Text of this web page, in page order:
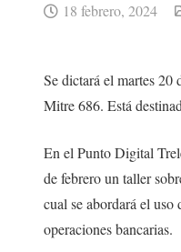
18 febrero, 2024
Se dictará el martes 20
Mitre 686. Está
En el Punto Digital
de febrero un taller
cual se abordará el
operaciones bancarias.